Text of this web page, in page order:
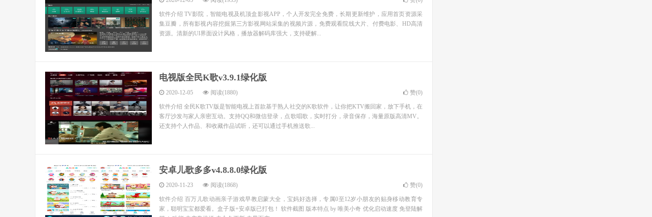
软件介绍 TV影院，智能电视及机顶盒影视APP，个人开发完全免费，长期更新维护，应用首页资源采
集豆瓣，所有影视内容挖掘第三方影视网站采集的视频片源，免费观看院线大片、付费电影、HD高清
资源。清新的UI界面设计风格，播放器解码库强大，支持硬解...
电视版全民K歌v3.9.1绿化版
2020-12-05 阅读(1880) 赞(0)
软件介绍 全民K歌TV版是智能电视上首款基于熟人社交的K歌软件，让你把KTV搬回家，放下手机，在
客厅沙发与家人亲密互动。支持QQ和微信登录，点歌唱歌，实时打分，录音保存，海量原版高清MV。
还支持个人作品、和收藏作品试听，还可以通过手机推送歌...
安卓儿歌多多v4.8.8.0绿化版
2020-11-23 阅读(1868) 赞(0)
软件介绍 百万儿歌动画亲子游戏早教启蒙大全，宝妈好选择，专属0至12岁小朋友的贴身移动教育专
家，聪明宝宝都爱看。盒子版+安卓版已打包！ 软件截图 版本特点 by 唯美小奇 优化启动速度 免登陆解